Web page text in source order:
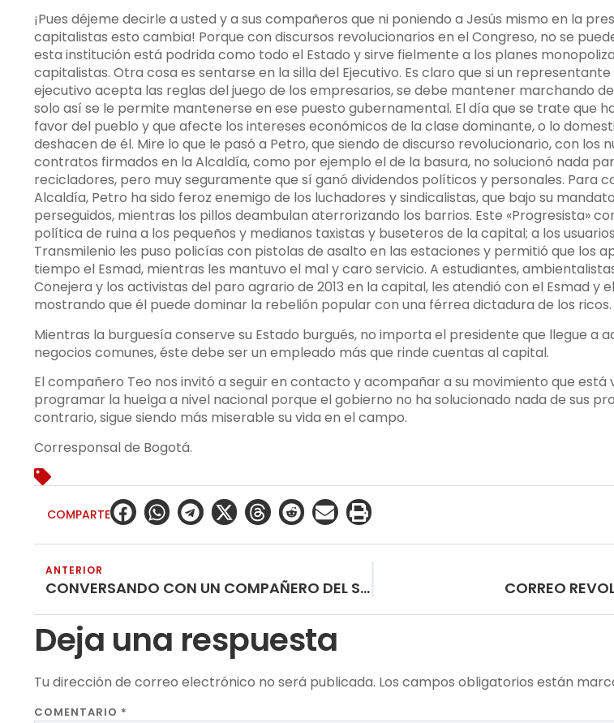
¡Pues déjeme decirle a usted y a sus compañeros que ni poniendo a Jesús mismo en la
capitalistas esto cambia! Porque con discursos revolucionarios en el Congreso, no se
esta institución está podrida como todo el Estado y sirve fielmente a los planes
capitalistas. Otra cosa es sentarse en la silla del Ejecutivo. Es claro que si un
ejecutivo acepta las reglas del juego de los empresarios, se debe mantener marchando
solo así se le permite mantenerse en ese puesto gubernamental. El día que se trate que
favor del pueblo y que afecte los intereses económicos de la clase dominante, o lo
deshacen de él. Mire lo que le pasó a Petro, que siendo de discurso revolucionario, con los
contratos firmados en la Alcaldía, como por ejemplo el de la basura, no solucionó nada
recicladores, pero muy seguramente que sí ganó dividendos políticos y personales. Para
Alcaldía, Petro ha sido feroz enemigo de los luchadores y sindicalistas, que bajo su
perseguidos, mientras los pillos deambulan aterrorizando los barrios. Este «Progresista»
política de ruina a los pequeños y medianos taxistas y buseteros de la capital; a los
Transmilenio les puso policías con pistolas de asalto en las estaciones y permitió que los
tiempo el Esmad, mientras les mantuvo el mal y caro servicio. A estudiantes,
Conejera y los activistas del paro agrario de 2013 en la capital, les atendió con el Esmad y
mostrando que él puede dominar la rebelión popular con una férrea dictadura de los ricos.
Mientras la burguesía conserve su Estado burgués, no importa el presidente que llegue a
negocios comunes, éste debe ser un empleado más que rinde cuentas al capital.
El compañero Teo nos invitó a seguir en contacto y acompañar a su movimiento que está
programar la huelga a nivel nacional porque el gobierno no ha solucionado nada de sus
contrario, sigue siendo más miserable su vida en el campo.
Corresponsal de Bogotá.
COMPARTE
ANTERIOR
CONVERSANDO CON UN COMPAÑERO DEL SITP CORREO
Deja una respuesta
Tu dirección de correo electrónico no será publicada. Los campos obligatorios están
COMENTARIO *